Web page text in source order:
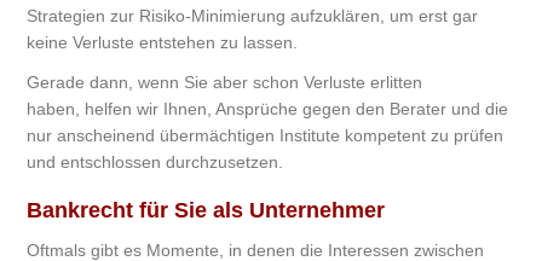
Strategien zur Risiko-Minimierung aufzuklären, um erst gar
keine Verluste entstehen zu lassen.
Gerade dann, wenn Sie aber schon Verluste erlitten
haben, helfen wir Ihnen, Ansprüche gegen den Berater und die
nur anscheinend übermächtigen Institute kompetent zu prüfen
und entschlossen durchzusetzen.
Bankrecht für Sie als Unternehmer
Oftmals gibt es Momente, in denen die Interessen zwischen